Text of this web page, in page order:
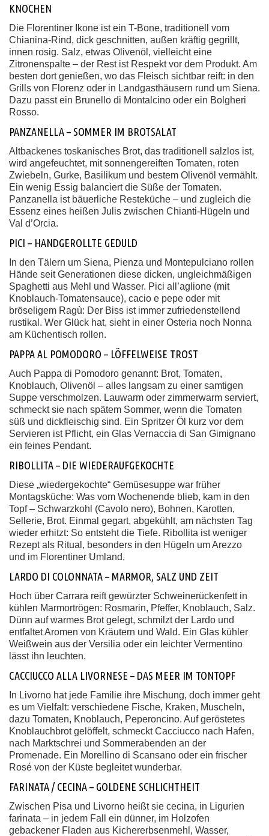
KNOCHEN
Die Florentiner Ikone ist ein T-Bone, traditionell vom
Chianina-Rind, dick geschnitten, außen kräftig gegrillt,
innen rosig. Salz, etwas Olivenöl, vielleicht eine
Zitronenspalte – der Rest ist Respekt vor dem Produkt. Am
besten dort genießen, wo das Fleisch sichtbar reift: in den
Grills von Florenz oder in Landgasthäusern rund um Siena.
Dazu passt ein Brunello di Montalcino oder ein Bolgheri
Rosso.
PANZANELLA – SOMMER IM BROTSALAT
Altbackenes toskanisches Brot, das traditionell salzlos ist,
wird angefeuchtet, mit sonnengereiften Tomaten, roten
Zwiebeln, Gurke, Basilikum und bestem Olivenöl vermählt.
Ein wenig Essig balanciert die Süße der Tomaten.
Panzanella ist bäuerliche Resteküche – und zugleich die
Essenz eines heißen Julis zwischen Chianti-Hügeln und
Val d’Orcia.
PICI – HANDGEROLLTE GEDULD
In den Tälern um Siena, Pienza und Montepulciano rollen
Hände seit Generationen diese dicken, ungleichmäßigen
Spaghetti aus Mehl und Wasser. Pici all’aglione (mit
Knoblauch-Tomatensauce), cacio e pepe oder mit
bröseligem Ragù: Der Biss ist immer zufriedenstellend
rustikal. Wer Glück hat, sieht in einer Osteria noch Nonna
am Küchentisch rollen.
PAPPA AL POMODORO – LÖFFELWEISE TROST
Auch Pappa di Pomodoro genannt: Brot, Tomaten,
Knoblauch, Olivenöl – alles langsam zu einer samtigen
Suppe verschmolzen. Lauwarm oder zimmerwarm serviert,
schmeckt sie nach spätem Sommer, wenn die Tomaten
süß und dickfleischig sind. Ein Spritzer Öl kurz vor dem
Servieren ist Pflicht, ein Glas Vernaccia di San Gimignano
ein feines Pendant.
RIBOLLITA – DIE WIEDERAUFGEKOCHTE
Diese „wiedergekochte“ Gemüsesuppe war früher
Montagsküche: Was vom Wochenende blieb, kam in den
Topf – Schwarzkohl (Cavolo nero), Bohnen, Karotten,
Sellerie, Brot. Einmal gegart, abgekühlt, am nächsten Tag
wieder erhitzt: So entsteht die Tiefe. Ribollita ist weniger
Rezept als Ritual, besonders in den Hügeln um Arezzo
und im Florentiner Umland.
LARDO DI COLONNATA – MARMOR, SALZ UND ZEIT
Hoch über Carrara reift gewürzter Schweinerückenfett in
kühlen Marmortrögen: Rosmarin, Pfeffer, Knoblauch, Salz.
Dünn auf warmes Brot gelegt, schmilzt der Lardo und
entfaltet Aromen von Kräutern und Wald. Ein Glas kühler
Weißwein aus der Versilia oder ein leichter Vermentino
lässt ihn leuchten.
CACCIUCCO ALLA LIVORNESE – DAS MEER IM TONTOPF
In Livorno hat jede Familie ihre Mischung, doch immer geht
es um Vielfalt: verschiedene Fische, Kraken, Muscheln,
dazu Tomaten, Knoblauch, Peperoncino. Auf geröstetes
Knoblauchbrot gelöffelt, schmeckt Cacciucco nach Hafen,
nach Marktschrei und Sommerabenden an der
Promenade. Ein Morellino di Scansano oder ein frischer
Rosé von der Küste begleitet wunderbar.
FARINATA / CECINA – GOLDENE SCHLICHTHEIT
Zwischen Pisa und Livorno heißt sie cecina, in Ligurien
farinata – in jedem Fall ein dünner, im Holzofen
gebackener Fladen aus Kichererbsenmehl, Wasser,